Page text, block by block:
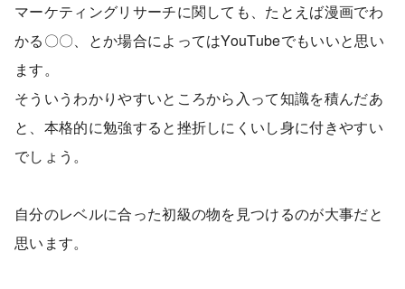
マーケティングリサーチに関しても、たとえば漫画でわ
かる〇〇、とか場合によってはYouTubeでもいいと思い
ます。
そういうわかりやすいところから入って知識を積んだあ
と、本格的に勉強すると挫折しにくいし身に付きやすい
でしょう。
自分のレベルに合った初級の物を見つけるのが大事だと
思います。